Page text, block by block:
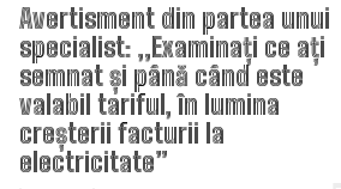
Avertisment din partea unui
specialist: „Examinați ce ați
semnat și până când este
valabil tariful, în lumina
creșterii facturii la
electricitate”